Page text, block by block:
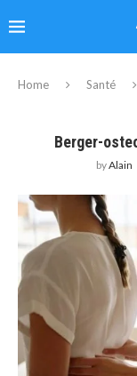
Home Santé
Berger-
byAlain